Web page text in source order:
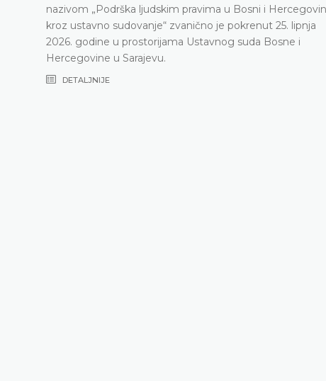
nazivom „Podrška ljudskim pravima u Bosni i
kroz ustavno sudovanje“ zvanično je pokrenut 25. lipnja
2026. godine u prostorijama Ustavnog suda Bosne i
Hercegovine u Sarajevu.
DETALJNIJE